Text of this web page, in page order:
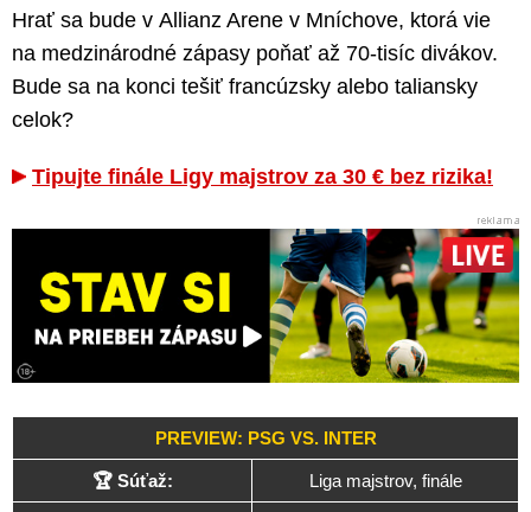
Hrať sa bude v Allianz Arene v Mníchove, ktorá vie
na medzinárodné zápasy poňať až 70-tisíc divákov.
Bude sa na konci tešiť francúzsky alebo taliansky
celok?
Tipujte finále Ligy majstrov za 30 € bez rizika!
PREVIEW: PSG VS. INTER
🏆 Súťaž: Liga majstrov, finále